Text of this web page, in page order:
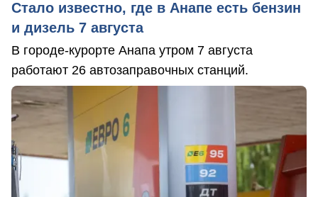
Стало известно, где в Анапе есть бензин
и дизель 7 августа
В городе-курорте Анапа утром 7 августа
работают 26 автозаправочных станций.